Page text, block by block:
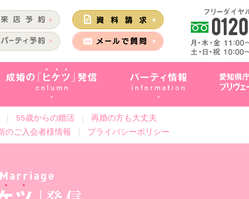
55歳からの婚活 再婚の方も大丈夫
のご入会者様情報 プライバシーポリシー